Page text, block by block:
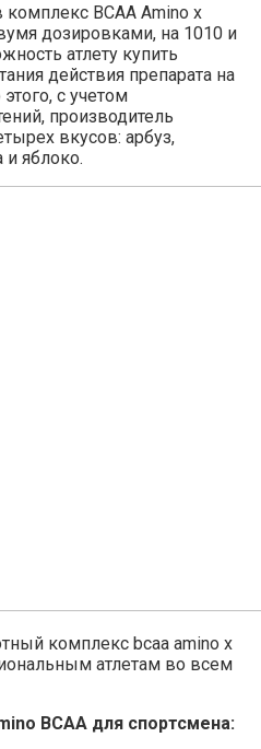
BCAA Amino x
дозировками, на 1010 и
атлету купить
действия препарата на
с учетом
производитель
вкусов: арбуз,
яблоко.
комплекс bcaa amino x
атлетам во всем
BCAA для спортсмена: